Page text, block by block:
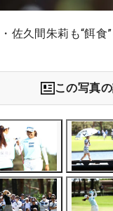
佐久間朱莉も“餌食
この写真